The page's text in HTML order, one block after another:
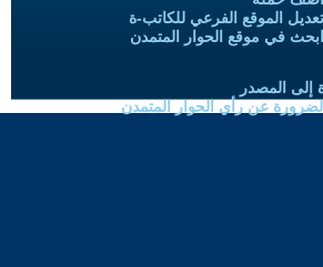
تعديل الموقع الفرعي للكاتب-ة
ابحث في موقع الحوار المتمدن
إلى المصدر
عن رأي الحوار المتمدن